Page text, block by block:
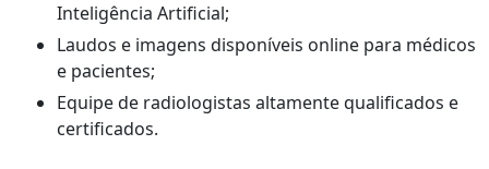
Inteligência Artificial;
Laudos e imagens disponíveis online para médicos
e pacientes;
Equipe de radiologistas altamente qualificados e
certificados.